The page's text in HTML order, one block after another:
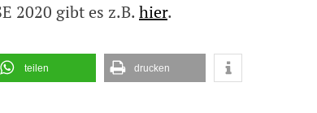
2020 gibt es z.B. hier.
teilen drucken